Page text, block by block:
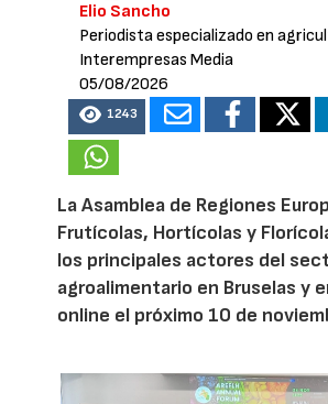
Elio Sancho
Periodista especializado en
Interempresas Media
05/08/2026
1243
La Asamblea de Regiones
Frutícolas, Hortícolas y
los principales actores del
agroalimentario en Bruselas y
online el próximo 10 de